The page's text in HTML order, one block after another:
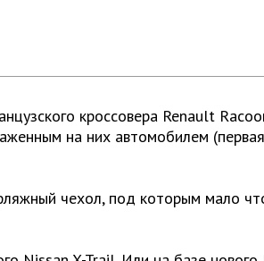
кроссовера Renault
на них автомобилем
чехол, под которым мало